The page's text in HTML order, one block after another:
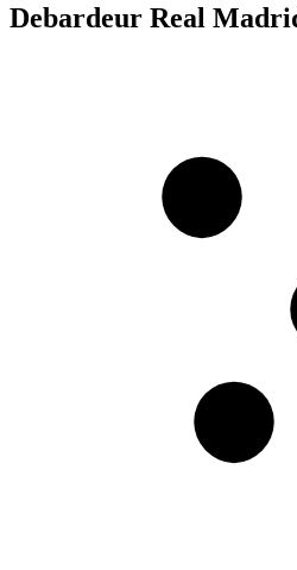
Debardeur Real